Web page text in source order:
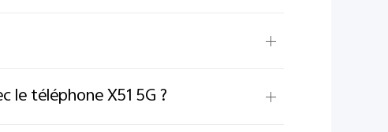
téléphone X51 5G ?